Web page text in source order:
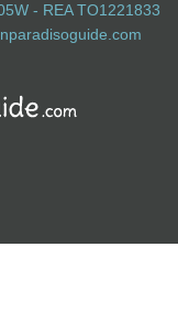
- REA TO1221833